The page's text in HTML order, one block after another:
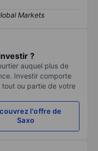
?
auquel plus de
Investir comporte
tout ou partie de votre
l'offre de
Saxo